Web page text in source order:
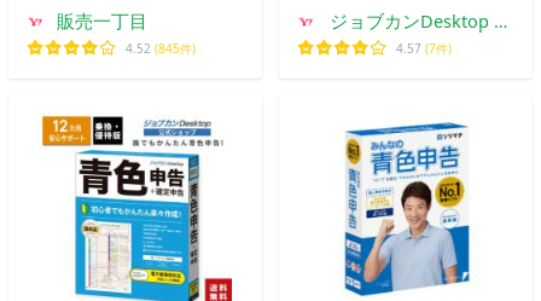
販売一丁目
4.52 (845件)
ジョブカンDesktop ヤ
フー店
4.57 (7件)